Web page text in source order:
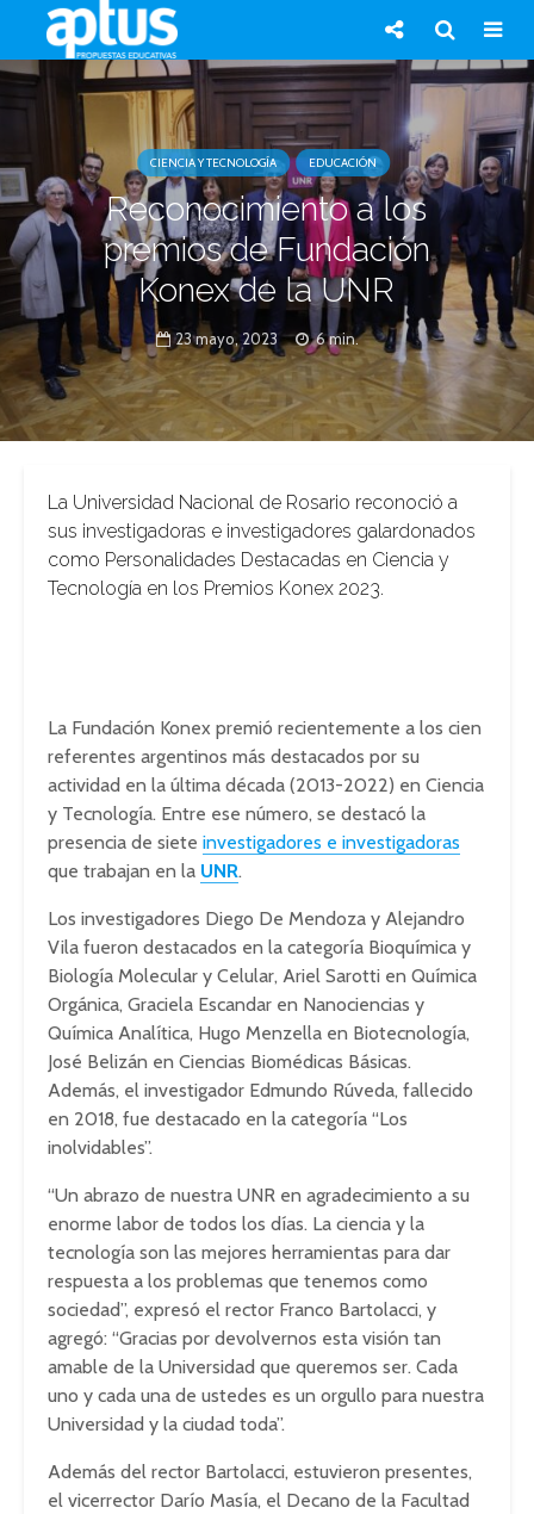
CIENCIA Y TECNOLOGÍA EDUCACIÓN
Reconocimiento a los
premios de Fundación
Konex de la UNR
23 mayo, 2023 6 min.
La Universidad Nacional de Rosario reconoció a
sus investigadoras e investigadores galardonados
como Personalidades Destacadas en Ciencia y
Tecnología en los Premios Konex 2023.
La Fundación Konex premió recientemente a los cien
referentes argentinos más destacados por su
actividad en la última década (2013-2022) en Ciencia
y Tecnología. Entre ese número, se destacó la
presencia de siete investigadores e investigadoras
que trabajan en la UNR.
Los investigadores Diego De Mendoza y Alejandro
Vila fueron destacados en la categoría Bioquímica y
Biología Molecular y Celular, Ariel Sarotti en Química
Orgánica, Graciela Escandar en Nanociencias y
Química Analítica, Hugo Menzella en Biotecnología,
José Belizán en Ciencias Biomédicas Básicas.
Además, el investigador Edmundo Rúveda, fallecido
en 2018, fue destacado en la categoría “Los
inolvidables”.
“Un abrazo de nuestra UNR en agradecimiento a su
enorme labor de todos los días. La ciencia y la
tecnología son las mejores herramientas para dar
respuesta a los problemas que tenemos como
sociedad”, expresó el rector Franco Bartolacci, y
agregó: “Gracias por devolvernos esta visión tan
amable de la Universidad que queremos ser. Cada
uno y cada una de ustedes es un orgullo para nuestra
Universidad y la ciudad toda”.
Además del rector Bartolacci, estuvieron presentes,
el vicerrector Darío Masía, el Decano de la Facultad